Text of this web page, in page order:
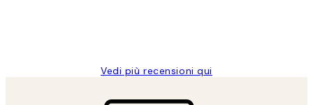
Vedi più recensioni qui